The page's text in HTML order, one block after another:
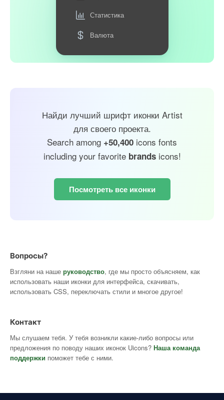
Статистика
Валюта
Найди лучший шрифт иконки Artist
для своего проекта.
Search among +50,400 icons fonts
including your favorite brandsicons!
Посмотреть все иконки
Вопросы?
Взгляни на наше руководство, где мы просто объясняем, как
использовать наши иконки для интерфейса, скачивать,
использовать CSS, переключать стили и многое другое!
Контакт
Мы слушаем тебя. У тебя возникли какие-либо вопросы или
предложения по поводу наших иконок Uicons? Наша команда
поддержки поможет тебе с ними.